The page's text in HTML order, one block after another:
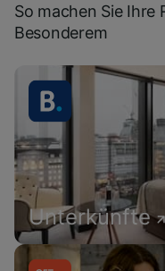
So machen Sie Ihre
Besonderem
Unterkünfte